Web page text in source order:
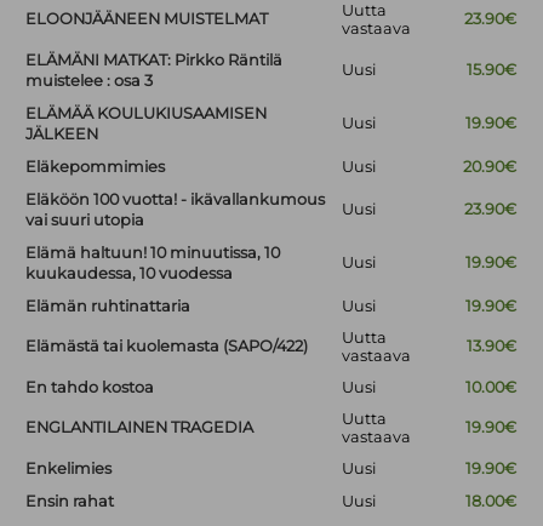
ELOONJÄÄNEEN MUISTELMAT
Uutta
vastaava
23.90€
ELÄMÄNI MATKAT: Pirkko Räntilä
muistelee : osa 3
Uusi 15.90€
ELÄMÄÄ KOULUKIUSAAMISEN
JÄLKEEN
Uusi 19.90€
Eläkepommimies Uusi
20.90€
Eläköön 100 vuotta! - ikävallankumous
vai suuri utopia
Uusi 23.90€
Elämä haltuun! 10 minuutissa, 10
kuukaudessa, 10 vuodessa
Uusi 19.90€
Elämän ruhtinattaria Uusi 19.90€
Elämästä tai kuolemasta (SAPO/422)
Uutta
vastaava
13.90€
En tahdo kostoa Uusi 10.00€
ENGLANTILAINEN TRAGEDIA
Uutta
vastaava
19.90€
Enkelimies Uusi
19.90€
Ensin rahat
Uusi
18.00€